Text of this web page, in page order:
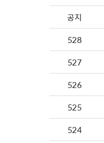
공지
528
527
526
525
524